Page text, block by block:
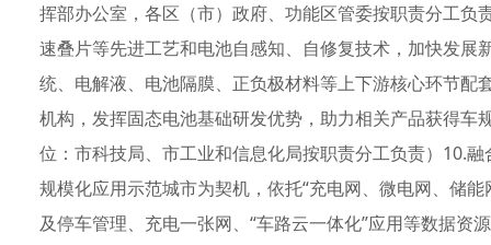
挥部办公室，各区（市）政府、功能区管委按职责分工
速叠片等先进工艺和电池自感知、自修复技术，加快发
统、电解液、电池隔膜、正负极材料等上下游核心环节
机构，发挥固态电池基础研发优势，助力相关产品获得
位：市科技局、市工业和信息化局按职责分工负责）10.
规模化应用示范城市为契机，依托“充电网、微电网、储
及停车管理、充电一张网、“车路云一体化”应用等数据